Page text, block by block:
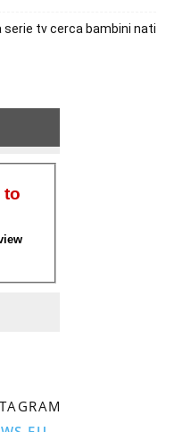
serie tv cerca bambini nati